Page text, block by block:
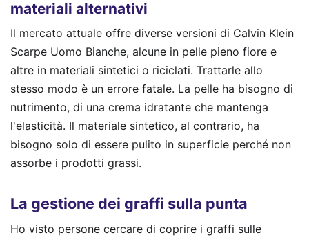
materiali alternativi
Il mercato attuale offre diverse versioni di Calvin Klein
Scarpe Uomo Bianche, alcune in pelle pieno fiore e
altre in materiali sintetici o riciclati. Trattarle allo
stesso modo è un errore fatale. La pelle ha bisogno di
nutrimento, di una crema idratante che mantenga
l'elasticità. Il materiale sintetico, al contrario, ha
bisogno solo di essere pulito in superficie perché non
assorbe i prodotti grassi.
La gestione dei graffi sulla punta
Ho visto persone cercare di coprire i graffi sulle